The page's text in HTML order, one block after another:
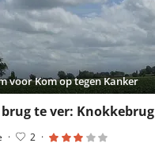
voor Kom op tegen Kanker
brug te ver: Knokkebrug
· 2 ·